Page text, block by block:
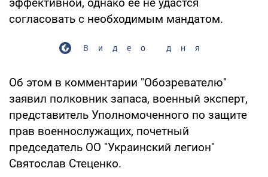
согласовать с необходимым мандатом.
Видео дня
Об этом в комментарии "Обозревателю"
заявил полковник запаса, военный эксперт,
представитель Уполномоченного по защите
прав военнослужащих, почетный
председатель ОО "Украинский легион"
Святослав Стеценко.